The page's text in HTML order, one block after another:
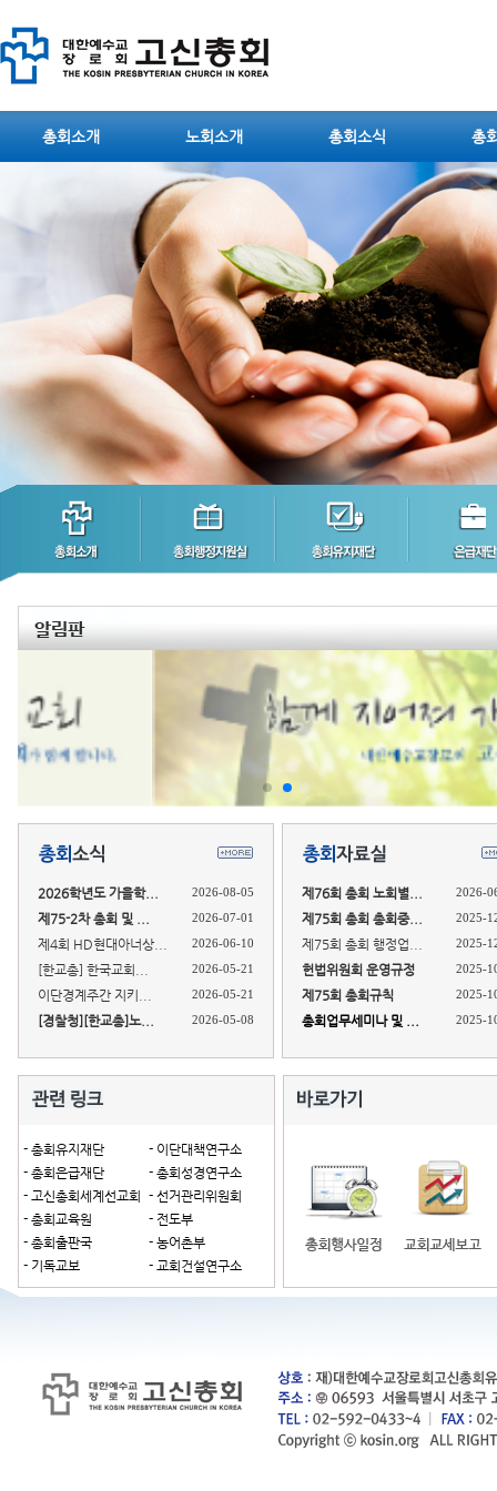
총회소개 노회소개 총회소식 총
2026학년도 가을학... 2026-08-05
제75-2차 총회 및 ... 2026-07-01
제4회 HD현대아너상... 2026-06-10
[한교총] 한국교회... 2026-05-21
이단경계주간 지키... 2026-05-21
[경찰청][한교총]노... 2026-05-08
제76회 총회 노회별... 2026-
제75회 총회 총회중... 2025-
제75회 총회 행정업... 2025-
헌법위원회 운영규정 2025-
제75회 총회규칙 2025-
총회업무세미나 및 ... 2025-
- 총회유지재단
- 총회은급재단
- 고신총회세계선교회
- 총회교육원
- 총회출판국
- 기독교보
- 이단대책연구소
- 총회성경연구소
- 선거관리위원회
- 전도부
- 농어촌부
- 교회건설연구소